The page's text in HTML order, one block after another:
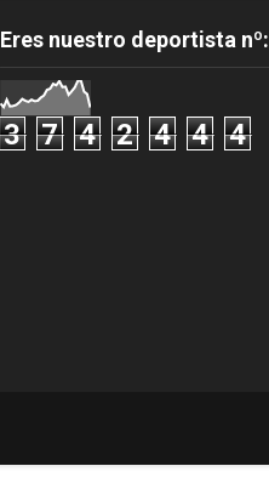
Eres nuestro deportista nº:
3 7 4 2 4 4 4